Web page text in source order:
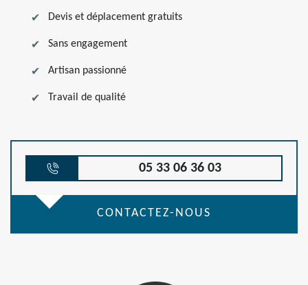
Devis et déplacement gratuits
Sans engagement
Artisan passionné
Travail de qualité
05 33 06 36 03
CONTACTEZ-NOUS